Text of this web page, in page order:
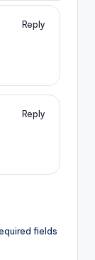
Reply
Reply
fields